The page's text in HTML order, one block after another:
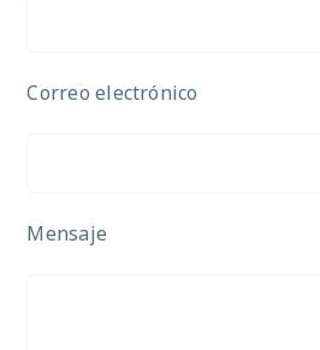
Correo electrónico
Mensaje